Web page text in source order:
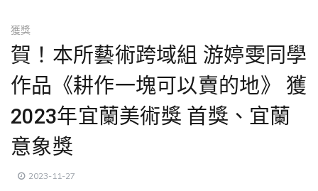
獲獎
賀！本所藝術跨域組 游婷雯同學
作品《耕作一塊可以賣的地》 獲
2023年宜蘭美術獎 首獎、宜蘭
意象獎
2023-11-27